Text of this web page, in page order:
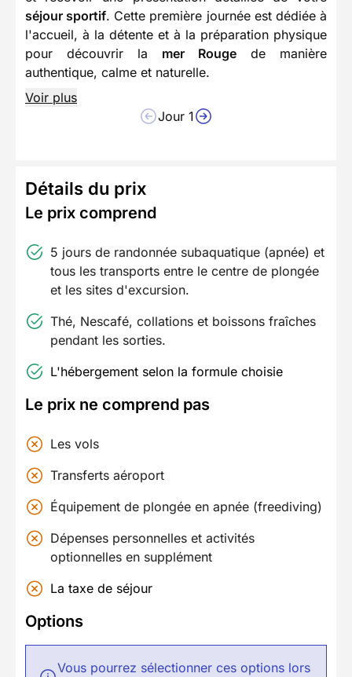
séjour sportif. Cette première journée est dédiée à
l'accueil, à la détente et à la préparation physique
pour découvrir la mer Rouge de manière
authentique, calme et naturelle.
Voir plus
Jour 1
Détails du prix
Le prix comprend
5 jours de randonnée subaquatique (apnée) et
tous les transports entre le centre de plongée
et les sites d'excursion.
Thé, Nescafé, collations et boissons fraîches
pendant les sorties.
L'hébergement selon la formule choisie
Le prix ne comprend pas
Les vols
Transferts aéroport
Équipement de plongée en apnée (freediving)
Dépenses personnelles et activités
optionnelles en supplément
La taxe de séjour
Options
Vous pourrez sélectionner ces options lors